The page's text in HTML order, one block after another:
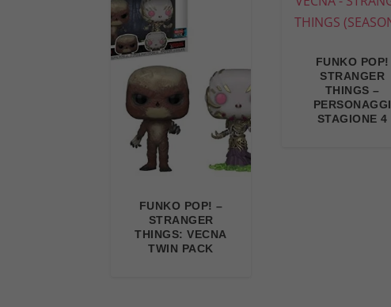
FUNKO POP! –
STRANGER
THINGS: VECNA
TWIN PACK
FUNKO POP!
STRANGER
THINGS –
PERSONAGGI
STAGIONE 4